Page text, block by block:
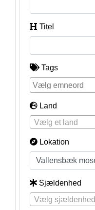
Titel
Tags
Land
Vælg et land
Lokation
Sjældenhed
Vælg sjældenhed